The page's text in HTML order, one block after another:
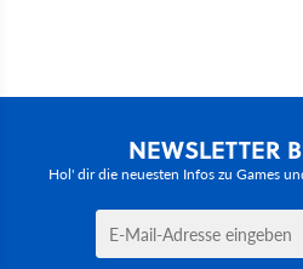
NEWSLETTER
Hol' dir die neuesten Infos zu Games